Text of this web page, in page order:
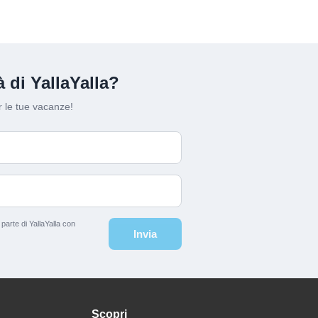
di YallaYalla?
le tue vacanze!
di YallaYalla con
Invia
Scopri